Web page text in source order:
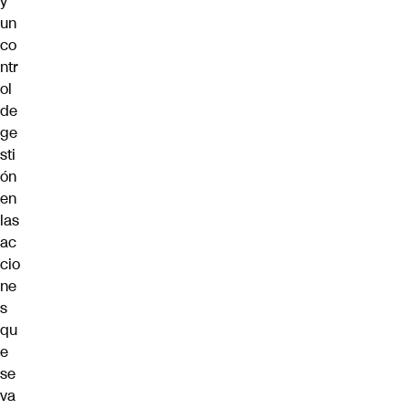
un
co
ntr
ol
de
ge
sti
ón
en
las
ac
cio
ne
s
qu
e
se
va